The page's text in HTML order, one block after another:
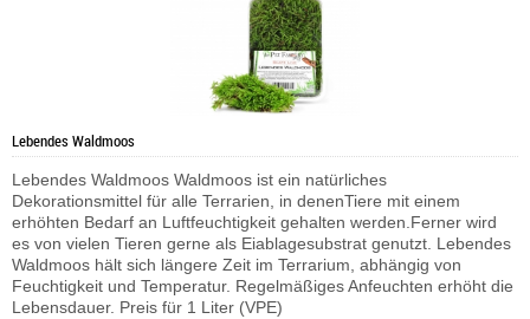
Lebendes Waldmoos
Lebendes Waldmoos Waldmoos ist ein natürliches
Dekorationsmittel für alle Terrarien, in denenTiere mit einem
erhöhten Bedarf an Luftfeuchtigkeit gehalten werden.Ferner wird
es von vielen Tieren gerne als Eiablagesubstrat genutzt. Lebendes
Waldmoos hält sich längere Zeit im Terrarium, abhängig von
Feuchtigkeit und Temperatur. Regelmäßiges Anfeuchten erhöht die
Lebensdauer. Preis für 1 Liter (VPE)